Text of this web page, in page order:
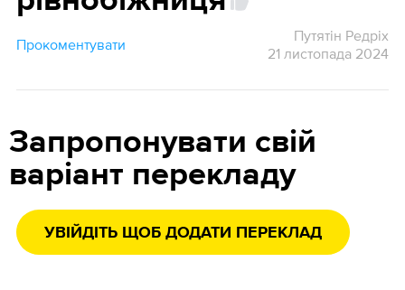
Прокоментувати
Путятін Редріх
21 листопада 2024
Запропонувати свій
варіант перекладу
УВІЙДІТЬ ЩОБ ДОДАТИ ПЕРЕКЛАД